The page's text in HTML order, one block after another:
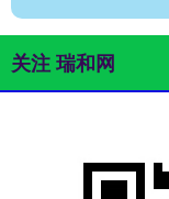
关注 瑞和网